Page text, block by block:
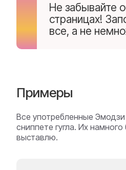
Не забывайте
страницах!
все, а не
Примеры
Все употребленные
сниппете гугла. Их
выставлю.